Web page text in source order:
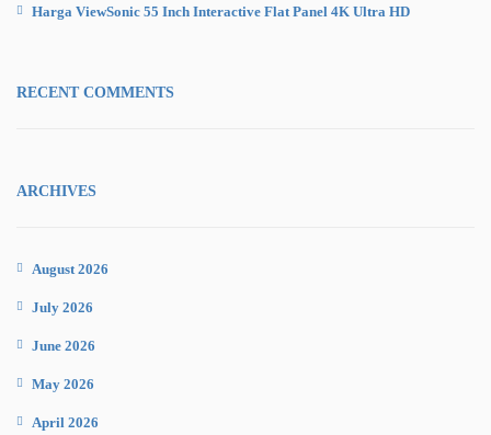
Harga ViewSonic 55 Inch Interactive Flat Panel 4K Ultra HD
RECENT COMMENTS
ARCHIVES
August 2026
July 2026
June 2026
May 2026
April 2026